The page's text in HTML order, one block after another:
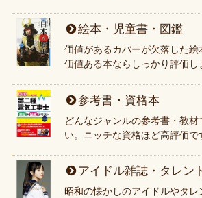
絵本・児童書・図鑑
価値があるカバーが欠落した絵
価値ある本ならしっかり評価し
参考書・資格本
どんなジャンルの参考書・教材
い。ニッチな資格ほど高評価で
アイドル雑誌・タレン
昭和の懐かしのアイドルやタ